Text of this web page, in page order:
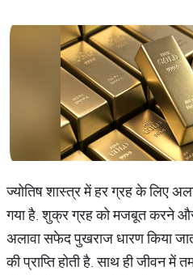
ज्योतिष शास्त्र में हर ग्रह के लिए
गया है. शुक्र ग्रह को मजबूत करने
अलावा सफेद पुखराज धारण किया
की प्राप्ति होती है. साथ ही जीवन